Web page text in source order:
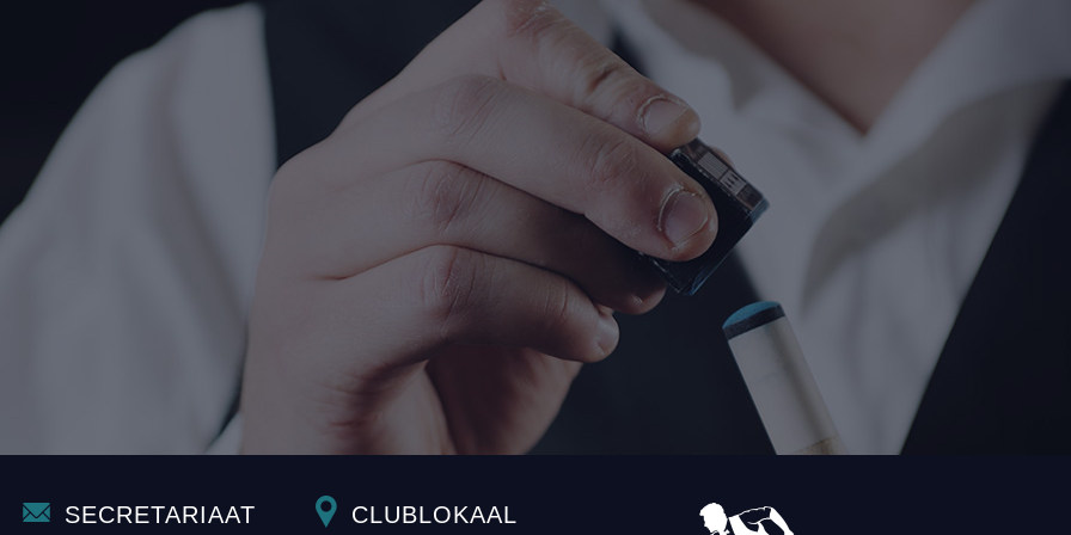
SECRETARIAAT CLUBLOKAAL